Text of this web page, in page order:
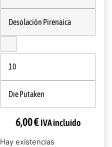
Desolación Pirenaica
10
Die Putaken
6,00€IVA incluido
Hay existencias